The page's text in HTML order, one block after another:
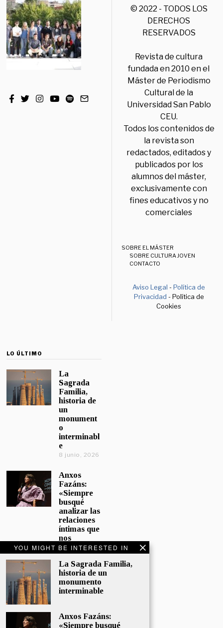
YOU MIGHT BE INTERESTED IN
La Sagrada Familia,
historia de un
monumento
interminable
Anxos Fazáns:
«Siempre busqué
© 2022 - TODOS LOS
DERECHOS
RESERVADOS
Revista de cultura
fundada en 2010 en el
Máster de Periodismo
Cultural de la
Universidad San Pablo
CEU.
Todos los contenidos de
la revista son
redactados, editados y
publicados por los
alumnos del máster,
exclusivamente con
fines educativos y no
comerciales
SOBRE EL MÁSTER
SOBRE CULTURA JOVEN
CONTACTO
Aviso Legal -Política de
Privacidad - Política de
Cookies
LO ÚLTIMO
La
Sagrada
Familia,
historia de
un
monument
o
interminabl
e
8 junio, 2026
Anxos
Fazáns:
«Siempre
busqué
analizar las
relaciones
íntimas que
nos
afectan»
5 junio, 2026
El hijo de la
cómica, el
homenaje
Sacristán a
Fernán